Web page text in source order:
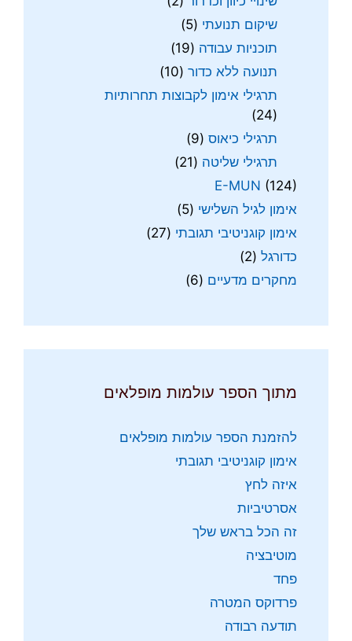
שיקום תנועתי (5)
תוכניות עבודה (19)
תנועה ללא כדור (10)
תרגילי אימון לקבוצות תחרותיות
(24)
תרגילי כיאוס (9)
תרגילי שליטה (21)
E-MUN (124)
אימון לגיל השלישי (5)
אימון קוגניטיבי תגובתי (27)
כדורגל (2)
מחקרים מדעיים (6)
מתוך הספר עולמות מופלאים
להזמנת הספר עולמות מופלאים
אימון קוגניטיבי תגובתי
איזה לחץ
אסרטיביות
זה הכל בראש שלך
מוטיבציה
פחד
פרדוקס המטרה
תודעה רבודה